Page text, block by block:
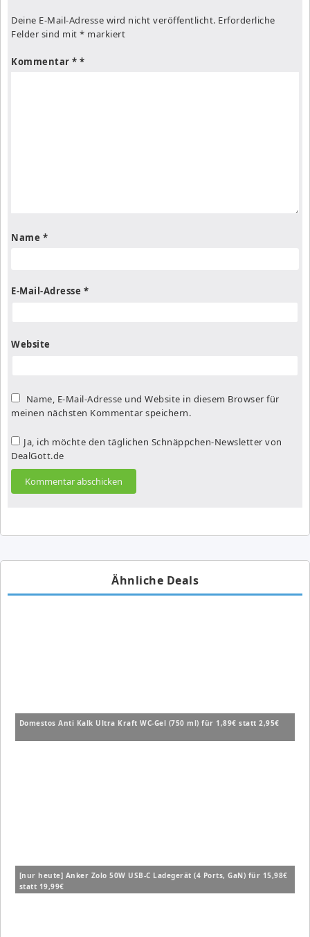
Deine E-Mail-Adresse wird nicht veröffentlicht. Erforderliche
Felder sind mit * markiert
Kommentar *
Name *
E-Mail-Adresse *
Website
Name, E-Mail-Adresse und Website in diesem Browser für
meinen nächsten Kommentar speichern.
Ja, ich möchte den täglichen Schnäppchen-Newsletter von
DealGott.de
Ähnliche Deals
Domestos Anti Kalk Ultra Kraft WC-Gel (750 ml) für 1,89€ statt 2,95€
[nur heute] Anker Zolo 50W USB-C Ladegerät (4 Ports, GaN) für 15,98€
statt 19,99€